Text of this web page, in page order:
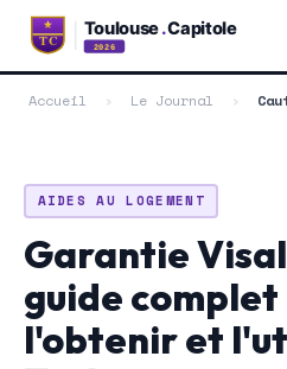
Accueil › Le Journal ›
AIDES AU LOGEMENT
Garantie
guide
l'obtenir et